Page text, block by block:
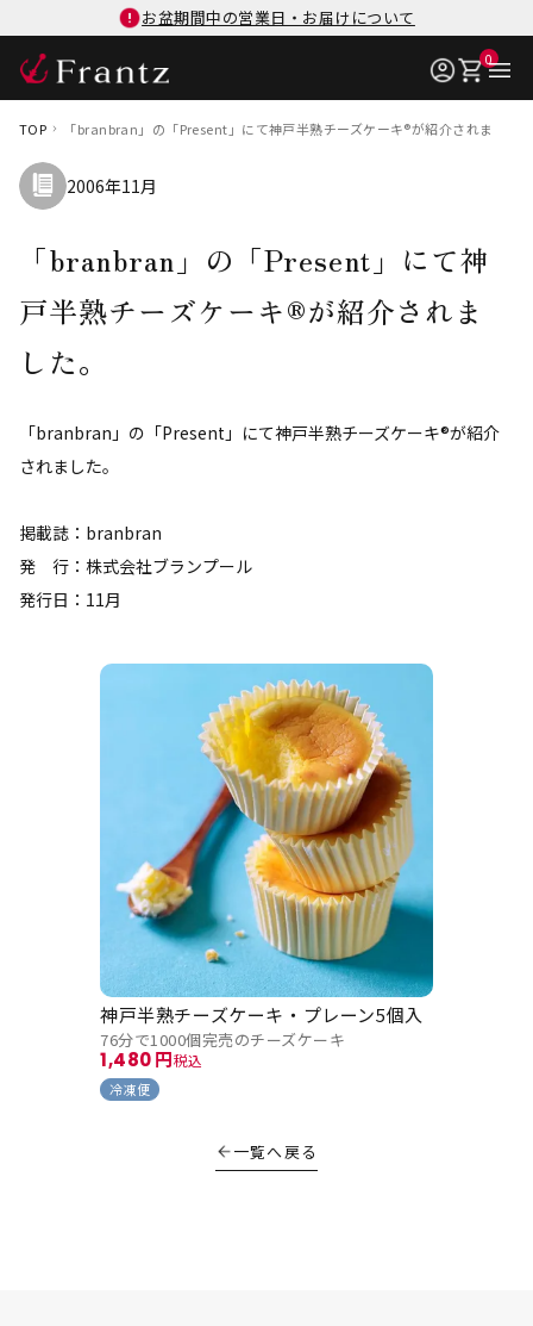
お盆期間中の営業日・お届けについて
0
TOP 「branbran」の「Present」にて神戸半熟チーズケーキ®が紹介されました。
2006年11月
「branbran」の「Present」にて神
戸半熟チーズケーキ®が紹介されま
した。
「branbran」の「Present」にて神戸半熟チーズケーキ®が紹介
されました。
掲載誌：branbran
発 行：株式会社ブランプール
発行日：11月
76分で1000個完売のチーズケーキ
神戸半熟チーズケーキ・プレーン5個入
冷凍便
1,480 税込
一覧へ戻る